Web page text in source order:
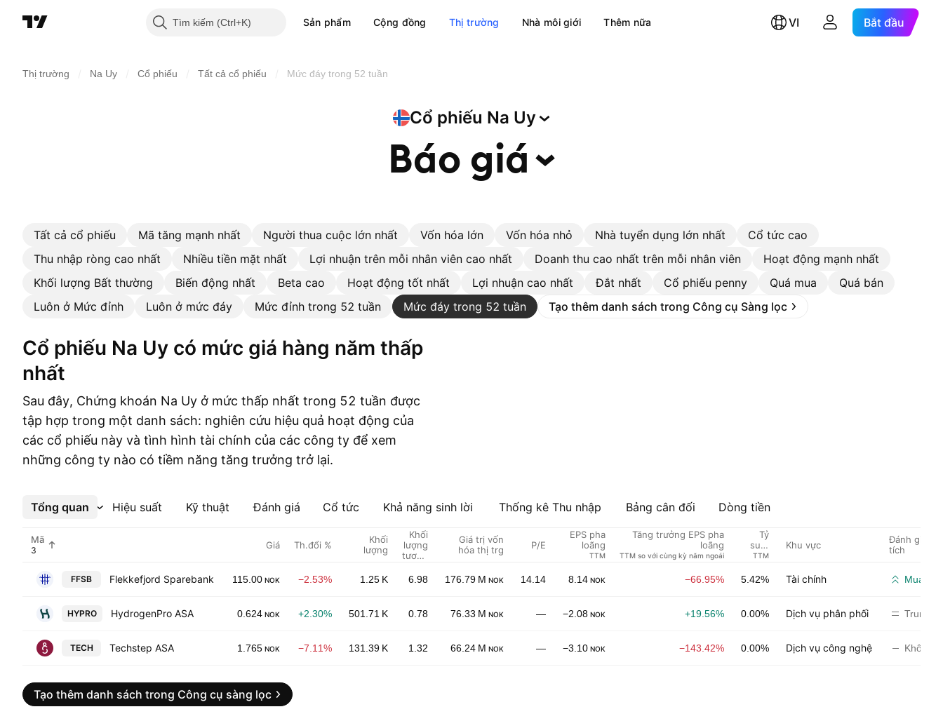
Tìm kiếm Sản phẩm Cộng đồng Thị trường Nhà môi giới Thêm nữa VI Bắt đầu
Thị trường Na Uy Cổ phiếu Tất cả cổ phiếu Mức đáy trong 52 tuần
Cổ phiếu Na Uy
Báo giá
Tất cả cổ phiếu Mã tăng mạnh nhất Người thua cuộc lớn nhất Vốn hóa lớn Vốn hóa nhỏ Nhà tuyển dụng lớn nhất
Cổ tức cao
Thu nhập ròng cao nhất
Nhiều tiền mặt nhất Lợi nhuận trên mỗi nhân viên cao nhất Doanh thu cao nhất trên mỗi nhân viên
Hoạt động mạnh nhất
Khối lượng Bất thường
Biến động nhất Beta cao Hoạt động tốt nhất Lợi nhuận cao nhất Đắt nhất Cổ phiếu penny Quá mua
Quá bán
Luôn ở Mức đỉnh
Luôn ở mức đáy Mức đỉnh trong 52 tuần Mức đáy trong 52 tuần Tạo thêm danh sách trong Công cụ Sàng lọc
Cổ phiếu Na Uy có mức giá hàng năm thấp
nhất
Sau đây, Chứng khoán Na Uy ở mức thấp nhất trong 52 tuần được
tập hợp trong một danh sách: nghiên cứu hiệu quả hoạt động của
các cổ phiếu này và tình hình tài chính của các công ty để xem
những công ty nào có tiềm năng tăng trưởng trở lại.
Tổng quan Hiệu suất Kỹ thuật Đánh giá Cổ tức Khả năng sinh lời Thống kê Thu nhập Bảng cân đối Dòng tiền
Xem thêm
Mã Giá Th.đổi %
Khối
lượng
Khối
lượng
tương
Giá trị vốn
hóa thị trg
P/E
EPS pha
loãng
TTM
Tăng trưởng EPS pha
loãng
TTM so với cùng kỳ năm ngoái
Tỷ
suất
cổ
TTM
Khu vực
Đánh giá
tích
FFSB Flekkefjord Sparebank 115.00 NOK −2.53% 1.25 K 6.98 176.79 M NOK 14.14 8.14 NOK −66.95% 5.42% Tài chính Mua
HYPRO HydrogenPro ASA 0.624 NOK +2.30% 501.71 K 0.78 76.33 M NOK — −2.08 NOK +19.56% 0.00% Dịch vụ phân phối Trung
TECH Techstep ASA 1.765 NOK −7.11% 131.39 K 1.32 66.24 M NOK — −3.10 NOK −143.42% 0.00% Dịch vụ công nghệ Không
Tạo thêm danh sách trong Công cụ sàng lọc